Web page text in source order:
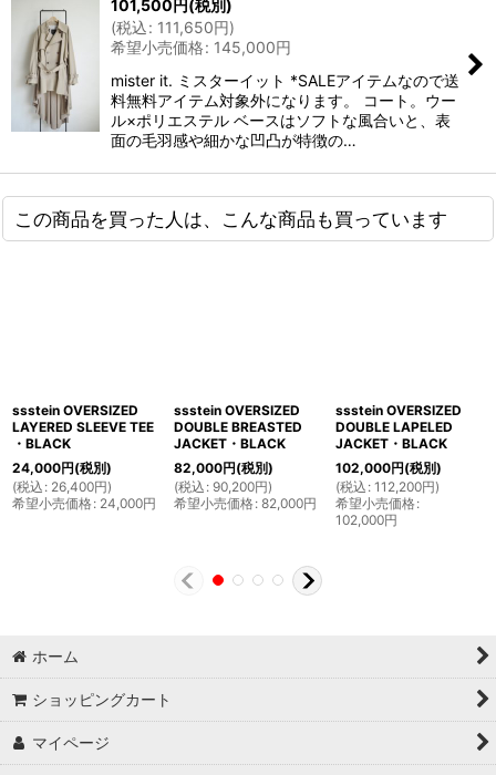
101,500円(税別)
(税込: 111,650円)
希望小売価格: 145,000円
mister it. ミスターイット *SALEアイテムなので送
料無料アイテム対象外になります。 コート。ウー
ル×ポリエステル ベースはソフトな風合いと、表
面の毛羽感や細かな凹凸が特徴の…
この商品を買った人は、こんな商品も買っています
ssstein OVERSIZED
LAYERED SLEEVE TEE
・BLACK
24,000円(税別)
(税込 : 26,400円)
希望小売価格: 24,000円
ssstein OVERSIZED
DOUBLE BREASTED
JACKET・BLACK
82,000円(税別)
(税込 : 90,200円)
希望小売価格: 82,000円
ssstein OVERSIZED
DOUBLE LAPELED
JACKET・BLACK
102,000円(税別)
(税込 : 112,200円)
希望小売価格:
102,000円
ホーム
ショッピングカート
マイページ